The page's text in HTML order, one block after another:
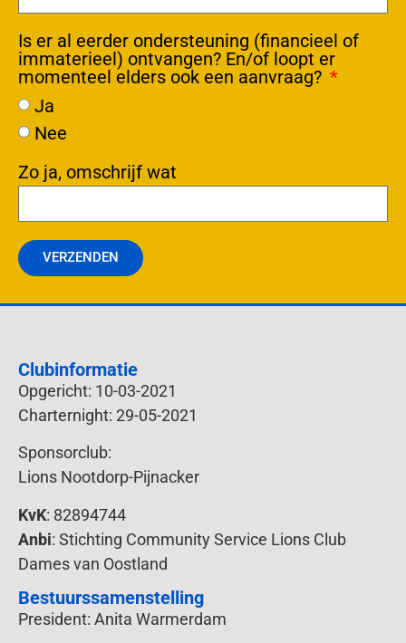
Is er al eerder ondersteuning (financieel of
immaterieel) ontvangen? En/of loopt er
momenteel elders ook een aanvraag?
Ja
Nee
Zo ja, omschrijf wat
VERZENDEN
Clubinformatie
Opgericht: 10-03-2021
Charternight: 29-05-2021
Sponsorclub:
Lions Nootdorp-Pijnacker
KvK: 82894744
Anbi: Stichting Community Service Lions Club
Dames van Oostland
Bestuurssamenstelling
President: Anita Warmerdam